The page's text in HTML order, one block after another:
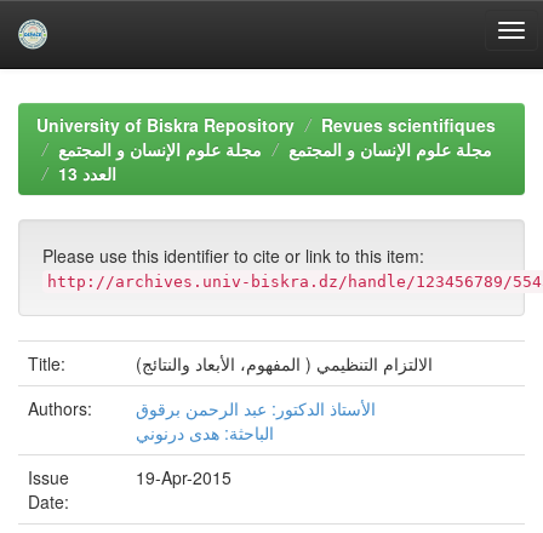
navigationUniversity of Biskra Repository
Revues scientifiques
مجلة علوم الإنسان و المجتمع
مجلة علوم الإنسان و المجتمع
1العدد 3
Please use this identifier to cite or link to this item:
http://archives.univ-biskra.dz/handle/123456789/
Title:
الالتزام التنظيمي ( المفهوم، الأبعاد والنتائج)
Authors:
الأستاذ الدكتور: عبد الرحمن برقوق
الباحثة: هدى درنوني
Issue
Date:
19-Apr-2015